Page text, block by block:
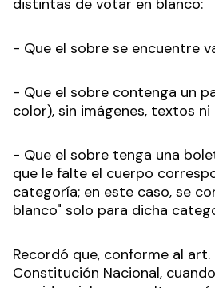
distintas de votar en blanco:
- Que el sobre se encuentre
- Que el sobre contenga un
color), sin imágenes, textos
- Que el sobre tenga una
que le falte el cuerpo
categoría; en este caso, se
blanco" solo para dicha
Recordó que, conforme al art.
Constitución Nacional,